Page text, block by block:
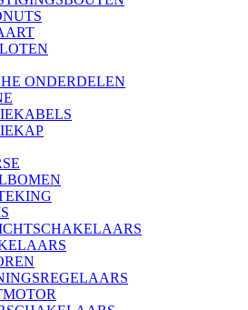
ONDERDELEN